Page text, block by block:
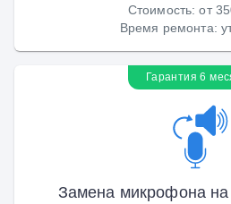
Стоимость:от
Время ремонта:
Гарантия 6
Замена микрофона на